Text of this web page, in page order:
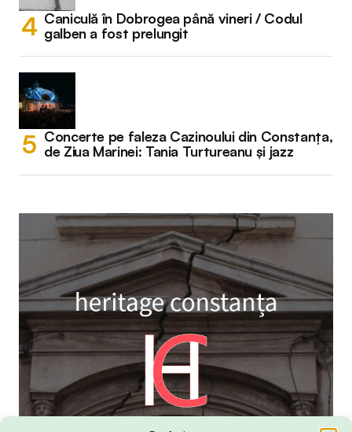
Caniculă în Dobrogea până vineri / Codul
galben a fost prelungit
Concerte pe faleza Cazinoului din Constanța,
de Ziua Marinei: Tania Turtureanu și jazz